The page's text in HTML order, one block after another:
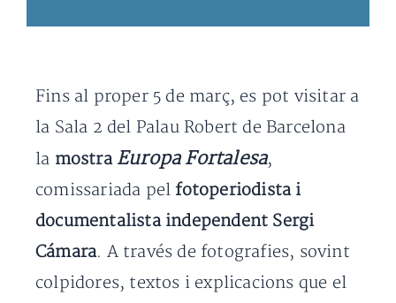
Fins al proper 5 de març, es pot visitar a
la Sala 2 del Palau Robert de Barcelona
la mostra Europa Fortalesa,
comissariada pelfotoperiodista i
documentalista independent Sergi
Cámara. A través de fotografies, sovint
colpidores, textos i explicacions que el